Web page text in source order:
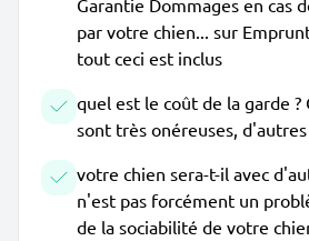
Garantie Dommages en cas
par votre chien... sur
tout ceci est inclus
quel est le coût de la garde
sont très onéreuses,
votre chien sera-t-il avec
n'est pas forcément un
de la sociabilité de votre